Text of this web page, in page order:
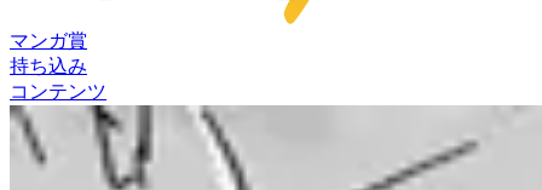
マンガ賞
持ち込み
コンテンツ